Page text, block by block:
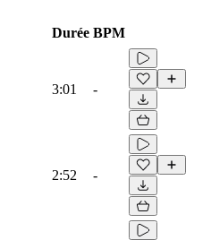
Durée BPM
3:01 -
2:52 -